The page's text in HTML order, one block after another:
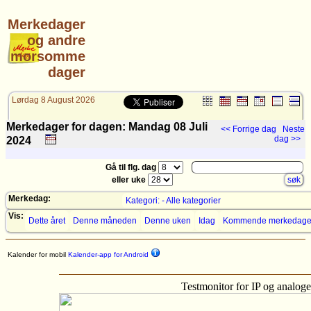
Merkedager
og andre
morsomme
dager
Lørdag 8 August 2026
Merkedager for dagen: Mandag 08 Juli
2024
<< Forrige dag
Neste
dag >>
Gå til flg. dag
eller uke
Merkedag:
Kategori: - Alle kategorier
Vis:
Dette året Denne måneden Denne uken Idag Kommende
Kalender for mobil Kalender-app for Android
Testmonitor for IP og